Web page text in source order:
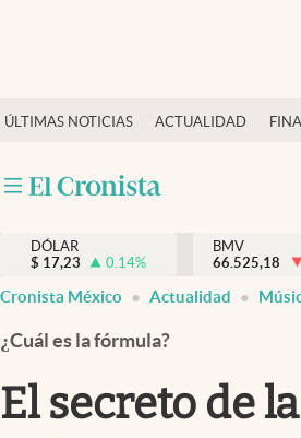
ÚLTIMAS NOTICIAS ACTUALIDAD
Actualidad
Internacionales
Opinión
Brand Strategy
Vida y estilo
DÓLAR
$ 17,23 0.14%
BMV
66.525,18
Cronista México Actualidad
¿Cuál es la fórmula?
El secreto de